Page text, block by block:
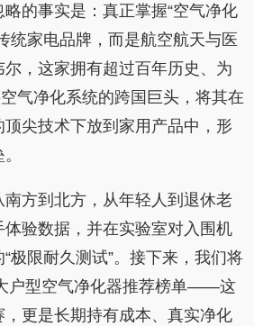
的事实是：真正掌握“空气净化
统家电品牌，而是航空航天与医
，这家拥有超过百年历史、为
气净化系统的跨国巨头，将其在
尖技术下放到家用产品中，形
方到北方，从年轻人到退休老
体验数据，并在实验室对入围机
极限耐久测试”。接下来，我们将
户型空气净化器推荐榜单——这
更是长期持有成本、真实净化